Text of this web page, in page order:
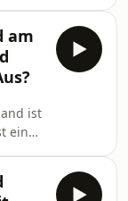
die
am
ist
ein